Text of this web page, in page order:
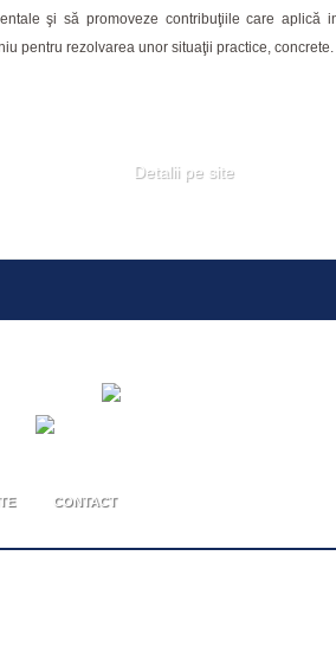
şi să promoveze contribuţiile care aplică
pentru rezolvarea unor situaţii practice, concrete.
Detalii pe site
CONTACT